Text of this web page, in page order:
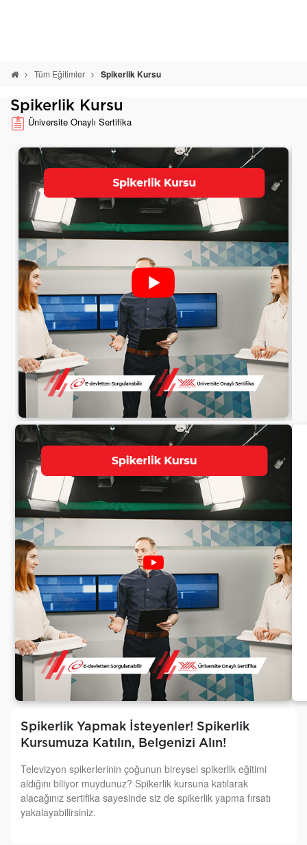
Tüm Eğitimler Spikerlik Kursu
Spikerlik Kursu
Üniversite Onaylı Sertifika
Spikerlik Yapmak İsteyenler! Spikerlik
Kursumuza Katılın, Belgenizi Alın!
Televizyon spikerlerinin çoğunun bireysel spikerlik eğitimi
aldığını biliyor muydunuz? Spikerlik kursuna katılarak
alacağınız sertifika sayesinde siz de spikerlik yapma fırsatı
yakalayabilirsiniz.